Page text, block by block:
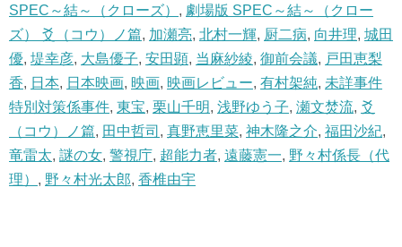
SPEC～結～（クローズ） , 劇場版 SPEC～結～（クロー
ズ） 爻（コウ）ノ篇, 加瀬亮, 北村一輝, 厨二病, 向井理, 城田
優, 堤幸彦, 大島優子, 安田顕, 当麻紗綾, 御前会議, 戸田恵梨
香, 日本, 日本映画, 映画, 映画レビュー, 有村架純, 未詳事件
特別対策係事件, 東宝, 栗山千明, 浅野ゆう子, 瀬文焚流, 爻
（コウ）ノ篇, 田中哲司 , 真野恵里菜, 神木隆之介, 福田沙紀,
竜雷太, 謎の女, 警視庁, 超能力者, 遠藤憲一, 野々村係長（代
理） , 野々村光太郎, 香椎由宇